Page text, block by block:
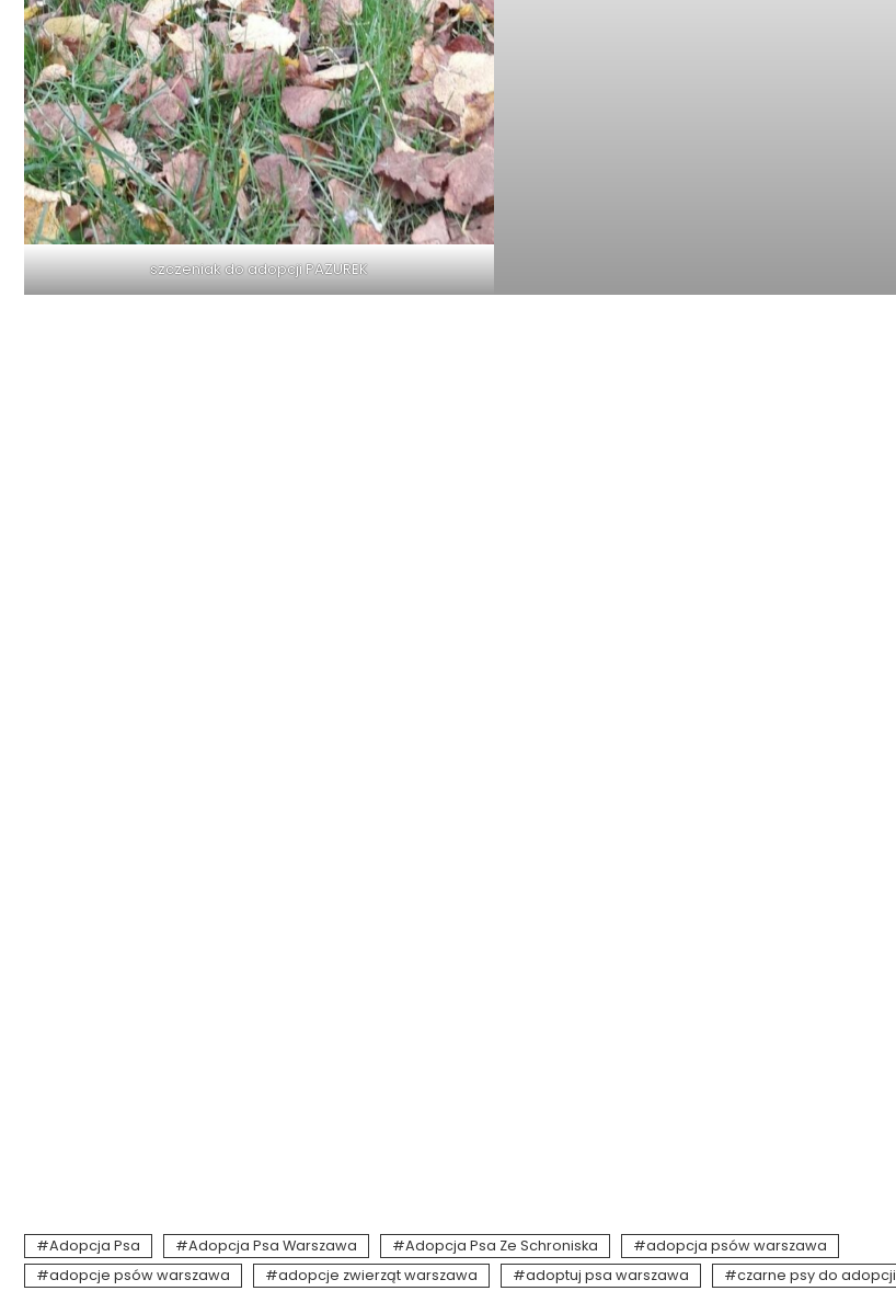
szczeniak do adopcji PAZUREK
Adopcja Psa Adopcja Psa Warszawa Adopcja Psa Ze Schroniska
adopcja psów warszawa
adopcje psów warszawa
adopcje zwierząt warszawa adoptuj psa warszawa czarne psy do adopcji